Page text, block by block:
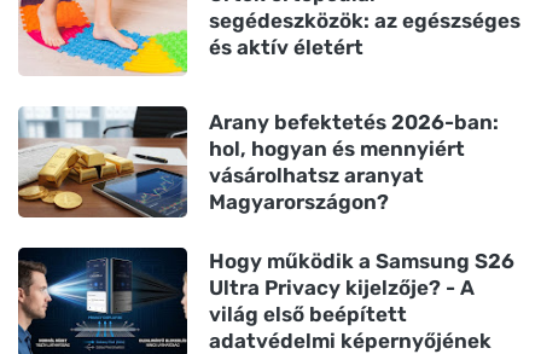
segédeszközök: az egészséges
és aktív életért
Arany befektetés 2026-ban:
hol, hogyan és mennyiért
vásárolhatsz aranyat
Magyarországon?
Hogy működik a Samsung S26
Ultra Privacy kijelzője? - A
világ első beépített
adatvédelmi képernyőjének